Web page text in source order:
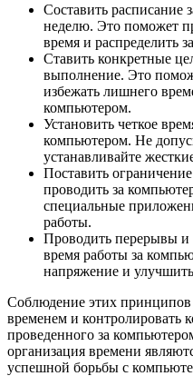
Составить расписание
неделю. Это поможет
время и распределить
Ставить конкретные
выполнение. Это
избежать лишнего
компьютером.
Установить четкое
компьютером. Не
устанавливайте
Поставить
проводить за
специальные
работы.
Проводить перерывы и
время работы за
напряжение и
Соблюдение этих
временем и контролировать
проведенного за
организация времени
успешной борьбы с